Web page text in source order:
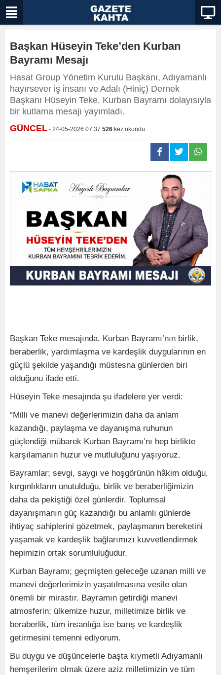
Başkan Hüseyin Teke’den Kurban
Bayramı Mesajı
Hasat Group Yönetim Kurulu Başkanı, Adıyamanlı
hayırsever iş insanı ve Adalı (Hiniç) Dernek
Başkanı Hüseyin Teke, Kurban Bayramı dolayısıyla
bir kutlama mesajı yayımladı.
GÜNCEL - 24-05-2026 07:37 526 kez okundu.
Başkan Teke mesajında, Kurban Bayramı’nın birlik,
beraberlik, yardımlaşma ve kardeşlik duygularının en
güçlü şekilde yaşandığı müstesna günlerden biri
olduğunu ifade etti.
Hüseyin Teke mesajında şu ifadelere yer verdi:
“Milli ve manevi değerlerimizin daha da anlam
kazandığı, paylaşma ve dayanışma ruhunun
güçlendiği mübarek Kurban Bayramı’nı hep birlikte
karşılamanın huzur ve mutluluğunu yaşıyoruz.
Bayramlar; sevgi, saygı ve hoşgörünün hâkim olduğu,
kırgınlıkların unutulduğu, birlik ve beraberliğimizin
daha da pekiştiği özel günlerdir. Toplumsal
dayanışmanın güç kazandığı bu anlamlı günlerde
ihtiyaç sahiplerini gözetmek, paylaşmanın bereketini
yaşamak ve kardeşlik bağlarımızı kuvvetlendirmek
hepimizin ortak sorumluluğudur.
Kurban Bayramı; geçmişten geleceğe uzanan milli ve
manevi değerlerimizin yaşatılmasına vesile olan
önemli bir mirastır. Bayramın getirdiği manevi
atmosferin; ülkemize huzur, milletimize birlik ve
beraberlik, tüm insanlığa ise barış ve kardeşlik
getirmesini temenni ediyorum.
Bu duygu ve düşüncelerle başta kıymetli Adıyamanlı
hemşerilerim olmak üzere aziz milletimizin ve tüm